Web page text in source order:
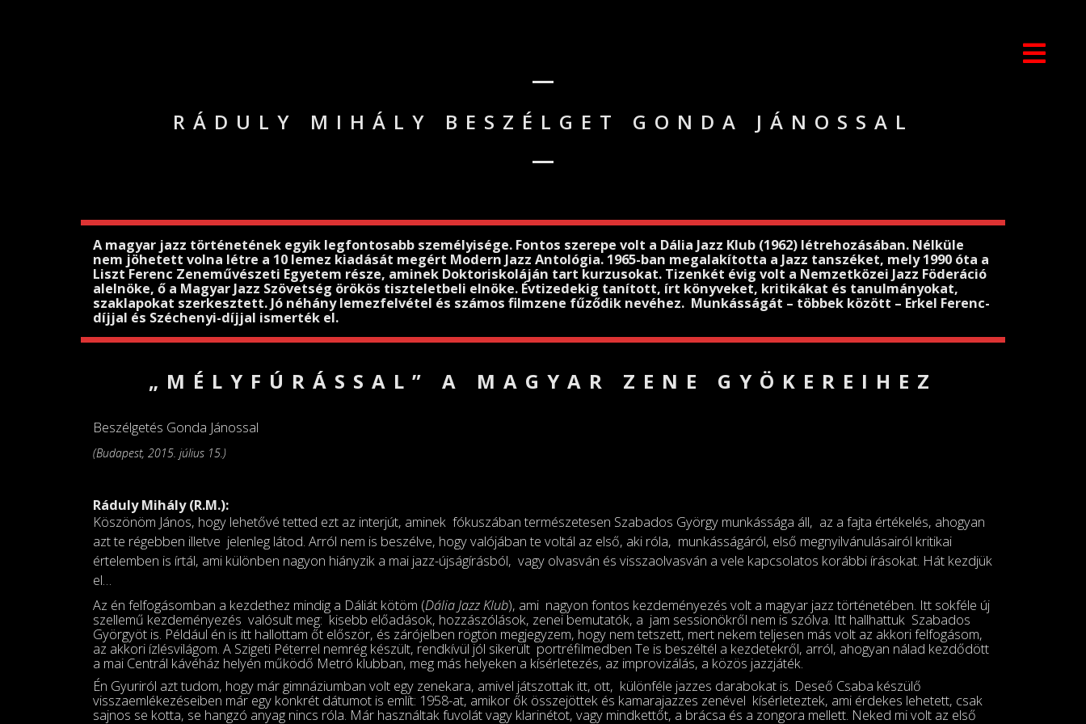
RÁDULY MIHÁLY BESZÉLGET GONDA JÁNOSSAL
A magyar jazz történetének egyik legfontosabb személyisége. Fontos szerepe volt a Dália Jazz Klub (1962) létrehozásában. Nélküle
nem jöhetett volna létre a 10 lemez kiadását megért Modern Jazz Antológia. 1965-ban megalakította a Jazz tanszéket, mely 1990 óta a
Liszt Ferenc Zeneművészeti Egyetem része, aminek Doktoriskoláján tart kurzusokat. Tizenkét évig volt a Nemzetközei Jazz Föderáció
alelnöke, ő a Magyar Jazz Szövetség örökös tiszteletbeli elnöke. Évtizedekig tanított, írt könyveket, kritikákat és tanulmányokat,
szaklapokat szerkesztett. Jó néhány lemezfelvétel és számos filmzene fűződik nevéhez. Munkásságát – többek között – Erkel Ferenc-
díjjal és Széchenyi-díjjal ismerték el.
„MÉLYFÚRÁSSAL” A MAGYAR ZENE GYÖKEREIHEZ
Beszélgetés Gonda Jánossal
(Budapest, 2015. július 15.)
Ráduly Mihály (R.M.):
Köszönöm János, hogy lehetővé tetted ezt az interjút, aminek fókuszában természetesen Szabados György munkássága áll, az a fajta értékelés, ahogyan
azt te régebben illetve jelenleg látod. Arról nem is beszélve, hogy valójában te voltál az első, aki róla, munkásságáról, első megnyilvánulásairól kritikai
értelemben is írtál, ami különben nagyon hiányzik a mai jazz-újságírásból, vagy olvasván és visszaolvasván a vele kapcsolatos korábbi írásokat. Hát kezdjük
el…
Az én felfogásomban a kezdethez mindig a Dáliát kötöm (Dália Jazz Klub), ami nagyon fontos kezdeményezés volt a magyar jazz történetében. Itt sokféle új
szellemű kezdeményezés valósult meg: kisebb előadások, hozzászólások, zenei bemutatók, a jam sessionökről nem is szólva. Itt hallhattuk Szabados
Györgyöt is. Például én is itt hallottam őt először, és zárójelben rögtön megjegyzem, hogy nem tetszett, mert nekem teljesen más volt az akkori felfogásom,
az akkori ízlésvilágom. A Szigeti Péterrel nemrég készült, rendkívül jól sikerült portréfilmedben Te is beszéltél a kezdetekről, arról, ahogyan nálad kezdődött
a mai Centrál kávéház helyén működő Metró klubban, meg más helyeken a kísérletezés, az improvizálás, a közös jazzjáték.
Én Gyuriról azt tudom, hogy már gimnáziumban volt egy zenekara, amivel játszottak itt, ott, különféle jazzes darabokat is. Deseő Csaba készülő
visszaemlékezéseiben már egy konkrét dátumot is említ: 1958-at, amikor ők összejöttek és kamarajazzes zenével kísérleteztek, ami érdekes lehetett, csak
sajnos se kotta, se hangzó anyag nincs róla. Már használtak fuvolát vagy klarinétot, vagy mindkettőt, a brácsa és a zongora mellett. Neked mi volt az első